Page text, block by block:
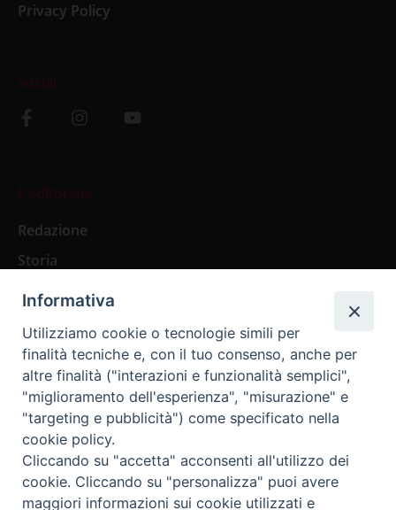
Privacy Policy
Social
L’editoriale
Redazione
Storia
Abbonamenti
Abbonamento Annuale Digitale
Abbonamento Annuale Cartaceo
Abbonamento Singola Copia Digitale
Informativa
Utilizziamo cookie o tecnologie simili per
finalità tecniche e, con il tuo consenso, anche per
altre finalità ("interazioni e funzionalità semplici",
"miglioramento dell'esperienza", "misurazione" e
"targeting e pubblicità") come specificato nella
cookie policy.
Cliccando su "accetta" acconsenti all'utilizzo dei
cookie. Cliccando su "personalizza" puoi avere
maggiori informazioni sui cookie utilizzati e